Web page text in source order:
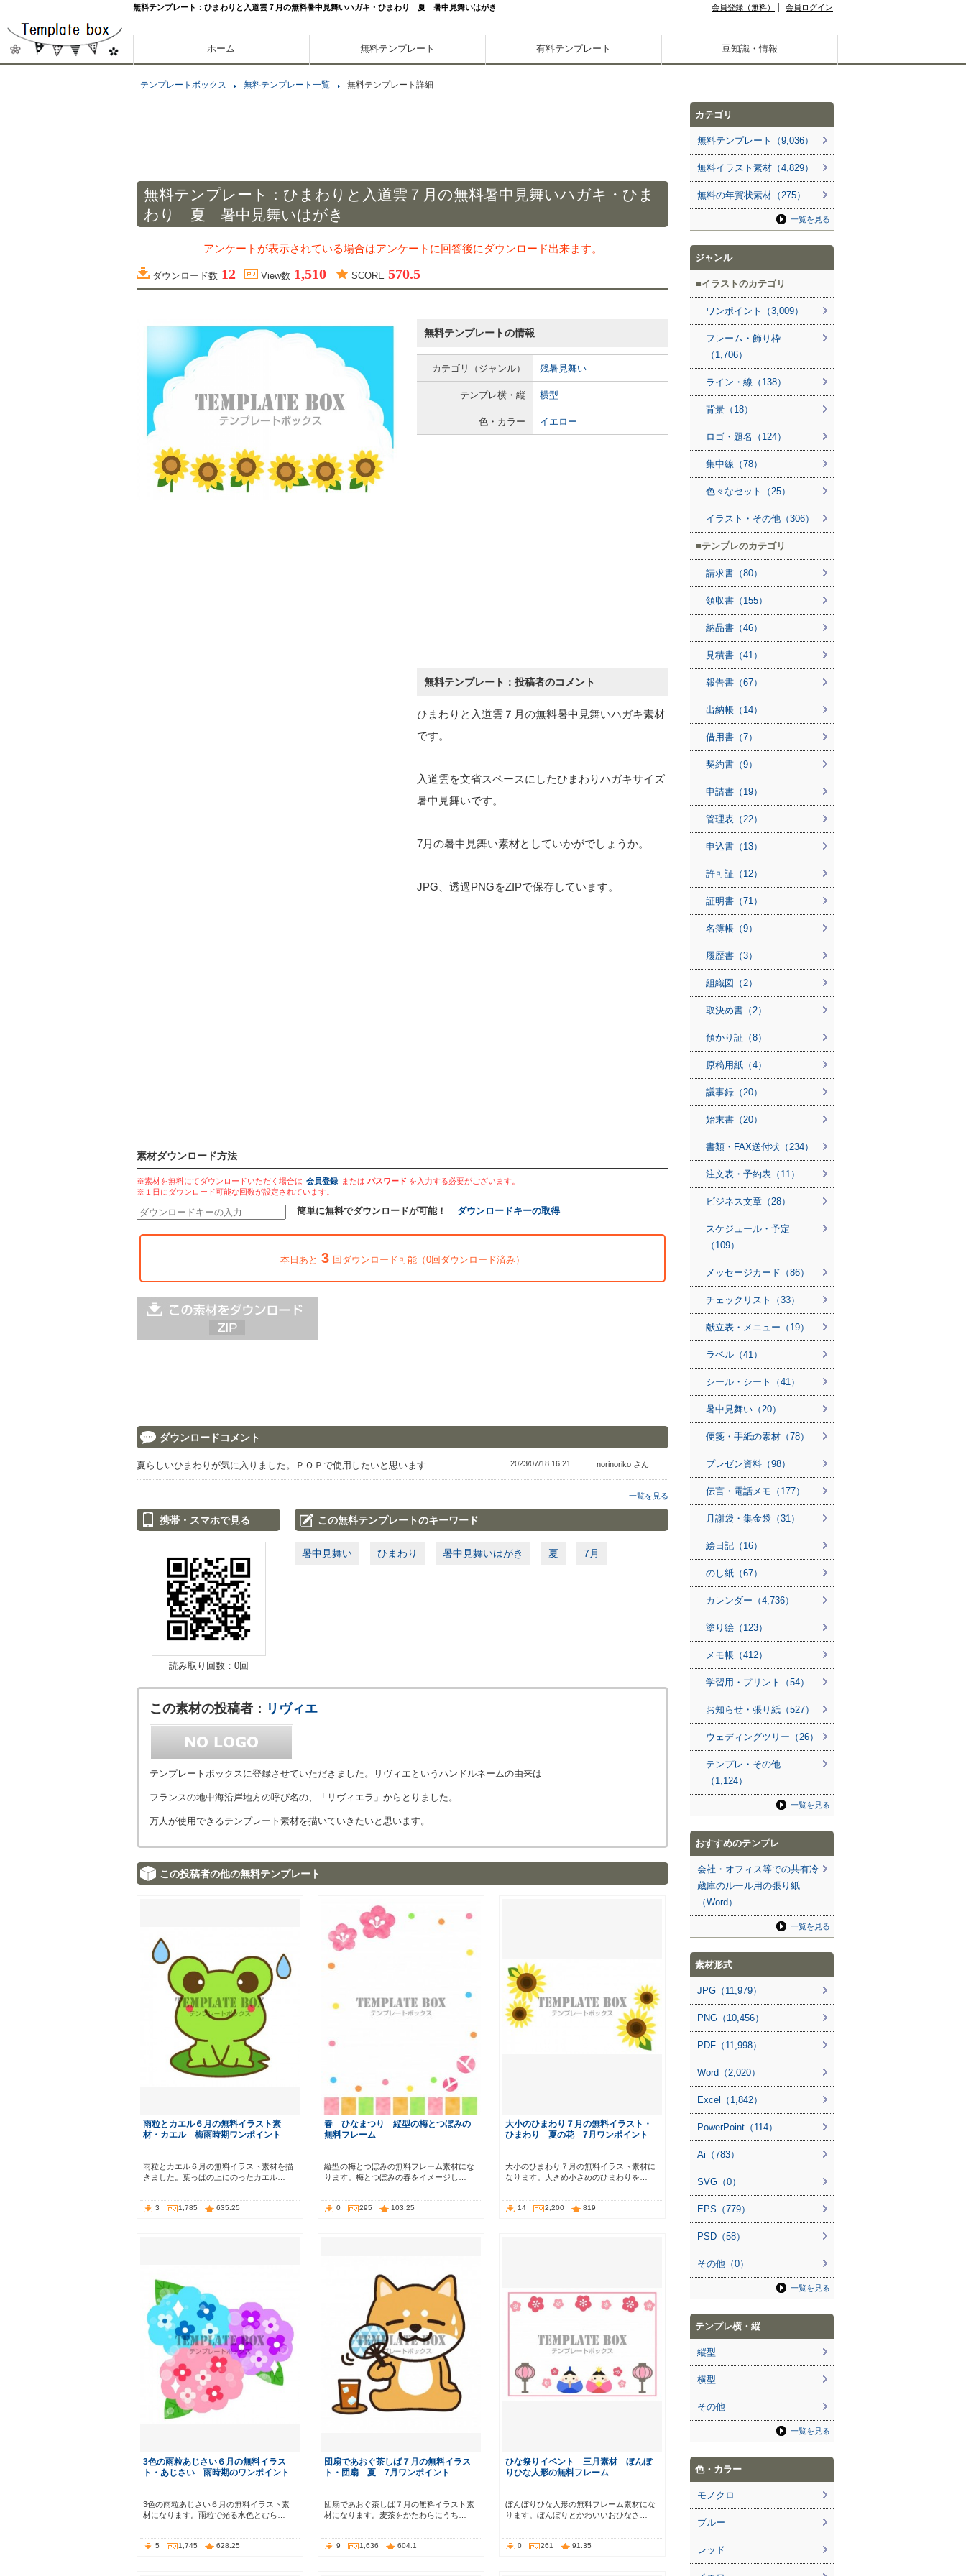
無料テンプレート：ひまわりと入道雲７月の無料暑中見舞いハガキ・ひまわり 夏 暑中見舞いはがき 会員登録（無料） 会員ログイン
ホーム 無料テンプレート 有料テンプレート 豆知識・情報
テンプレートボックス 無料テンプレート一覧 無料テンプレート詳細
無料テンプレート：ひまわりと入道雲７月の無料暑中見舞いハガキ・ひま
わり 夏 暑中見舞いはがき
アンケートが表示されている場合はアンケートに回答後にダウンロード出来ます。
ダウンロード数 12 View数 1,510 SCORE 570.5
無料テンプレートの情報
カテゴリ（ジャンル） 残暑見舞い
テンプレ横・縦 横型
色・カラー イエロー
無料テンプレート：投稿者のコメント
ひまわりと入道雲７月の無料暑中見舞いハガキ素材
です。
入道雲を文省スペースにしたひまわりハガキサイズ
暑中見舞いです。
7月の暑中見舞い素材としていかがでしょうか。
JPG、透過PNGをZIPで保存しています。
素材ダウンロード方法
※素材を無料にてダウンロードいただく場合は 会員登録 または パスワード を入力する必要がございます。
※１日にダウンロード可能な回数が設定されています。
簡単に無料でダウンロードが可能！ ダウンロードキーの取得
本日あと 3 回ダウンロード可能（0回ダウンロード済み）
ダウンロードコメント
夏らしいひまわりが気に入りました。ＰＯＰで使用したいと思います 2023/07/18 16:21 norinoriko さん
一覧を見る
携帯・スマホで見る
読み取り回数：0回
この無料テンプレートのキーワード
暑中見舞い ひまわり 暑中見舞いはがき 夏 7月
この素材の投稿者： リヴィエ
テンプレートボックスに登録させていただきました。リヴィエというハンドルネームの由来は
フランスの地中海沿岸地方の呼び名の、「リヴィエラ」からとりました。
万人が使用できるテンプレート素材を描いていきたいと思います。
この投稿者の他の無料テンプレート
雨粒とカエル６月の無料イラスト素
材・カエル 梅雨時期ワンポイント
雨粒とカエル６月の無料イラスト素材を描
きました。葉っぱの上にのったカエル…
3 1,785 635.25
春 ひなまつり 縦型の梅とつぼみの
無料フレーム
縦型の梅とつぼみの無料フレーム素材にな
ります。梅とつぼみの春をイメージし…
0 295 103.25
大小のひまわり７月の無料イラスト・
ひまわり 夏の花 7月ワンポイント
大小のひまわり７月の無料イラスト素材に
なります。大きめ小さめのひまわりを…
14 2,200 819
3色の雨粒あじさい６月の無料イラス
ト・あじさい 雨時期のワンポイント
3色の雨粒あじさい６月の無料イラスト素
材になります。雨粒で光る水色とむら…
5 1,745 628.25
団扇であおぐ茶しば７月の無料イラス
ト・団扇 夏 7月ワンポイント
団扇であおぐ茶しば７月の無料イラスト素
材になります。麦茶をかたわらにうち…
9 1,636 604.1
ひな祭りイベント 三月素材 ぼんぼ
りひな人形の無料フレーム
ぼんぼりひな人形の無料フレーム素材にな
ります。ぼんぼりとかわいいおひなさ…
0 261 91.35
カテゴリ
無料テンプレート（9,036）
無料イラスト素材（4,829）
無料の年賀状素材（275）
一覧を見る
ジャンル
イラストのカテゴリ
ワンポイント（3,009）
フレーム・飾り枠
（1,706）
ライン・線（138）
背景（18）
ロゴ・題名（124）
集中線（78）
色々なセット（25）
イラスト・その他（306）
テンプレのカテゴリ
請求書（80）
領収書（155）
納品書（46）
見積書（41）
報告書（67）
出納帳（14）
借用書（7）
契約書（9）
申請書（19）
管理表（22）
申込書（13）
許可証（12）
証明書（71）
名簿帳（9）
履歴書（3）
組織図（2）
取決め書（2）
預かり証（8）
原稿用紙（4）
議事録（20）
始末書（20）
書類・FAX送付状（234）
注文表・予約表（11）
ビジネス文章（28）
スケジュール・予定
（109）
メッセージカード（86）
チェックリスト（33）
献立表・メニュー（19）
ラベル（41）
シール・シート（41）
暑中見舞い（20）
便箋・手紙の素材（78）
プレゼン資料（98）
伝言・電話メモ（177）
月謝袋・集金袋（31）
絵日記（16）
のし紙（67）
カレンダー（4,736）
塗り絵（123）
メモ帳（412）
学習用・プリント（54）
お知らせ・張り紙（527）
ウェディングツリー（26）
テンプレ・その他
（1,124）
一覧を見る
おすすめのテンプレ
会社・オフィス等での共有冷
蔵庫のルール用の張り紙
（Word）
一覧を見る
素材形式
JPG（11,979）
PNG（10,456）
PDF（11,998）
Word（2,020）
Excel（1,842）
PowerPoint（114）
Ai（783）
SVG（0）
EPS（779）
PSD（58）
その他（0）
一覧を見る
テンプレ横・縦
縦型
横型
その他
一覧を見る
色・カラー
モノクロ
ブルー
レッド